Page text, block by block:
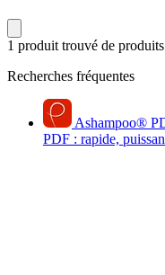
1 produit trouvé de
Recherches fréquentes
Ashampoo®
PDF : rapide,